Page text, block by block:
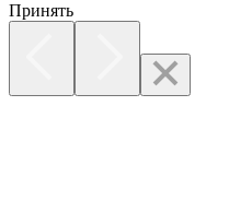
Принять